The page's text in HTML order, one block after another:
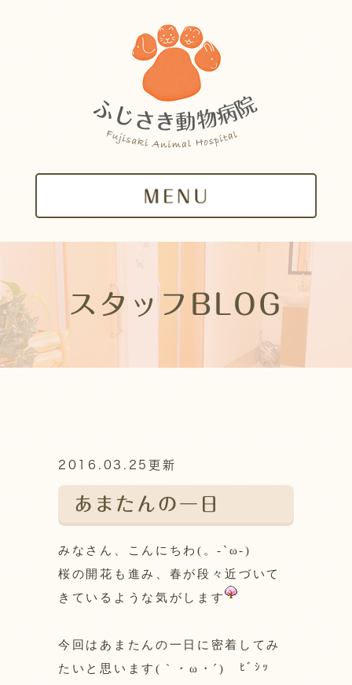
スタッフBLOG
2016.03.25更新
あまたんの一日
みなさん、こんにちわ(。-`ω-)
桜の開花も進み、春が段々近づいて
きているような気がします
今回はあまたんの一日に密着してみ
たいと思います(｀・ω・´)ゞ
ﾋﾞｼｯ